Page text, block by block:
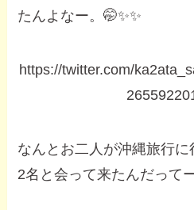
たんよなー。🤭✨✨
https://twitter.com/
なんとお二人が沖縄旅行
2名と会って来たんだって